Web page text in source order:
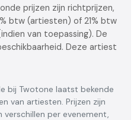
prijzen zijn richtprijzen,
btw (artiesten) of 21% btw
van toepassing). De
Deze artiest
bij Twotone laatst bekende
van artiesten. Prijzen zijn
verschillen per evenement,